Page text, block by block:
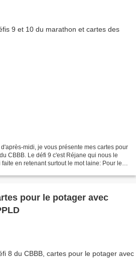
midi, je vous présente mes cartes pour
CBBB. Le défi 9 c'est Réjane qui nous le
en retenant surtout le mot laine: Pour le
pour le potager avec